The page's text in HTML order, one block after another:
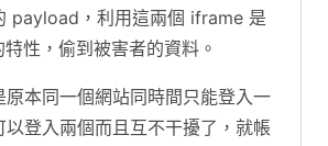
payload，利用這兩個 iframe 是
性，偷到被害者的資料。
原本同一個網站同時間只能登入一
以登入兩個而且互不干擾了，就帳